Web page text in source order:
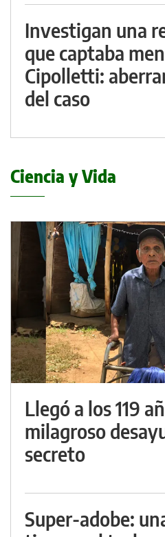
Investigan una
que captaba
Cipolletti:
del caso
Ciencia y Vida
Llegó a los 119
milagroso
secreto
Super-adobe: